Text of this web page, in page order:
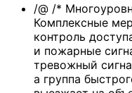
/@ /*
Комплексные
контроль
и пожарные
тревожный
а группа